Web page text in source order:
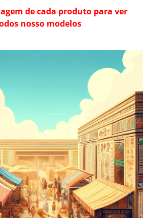
de cada produto para ver
nosso modelos